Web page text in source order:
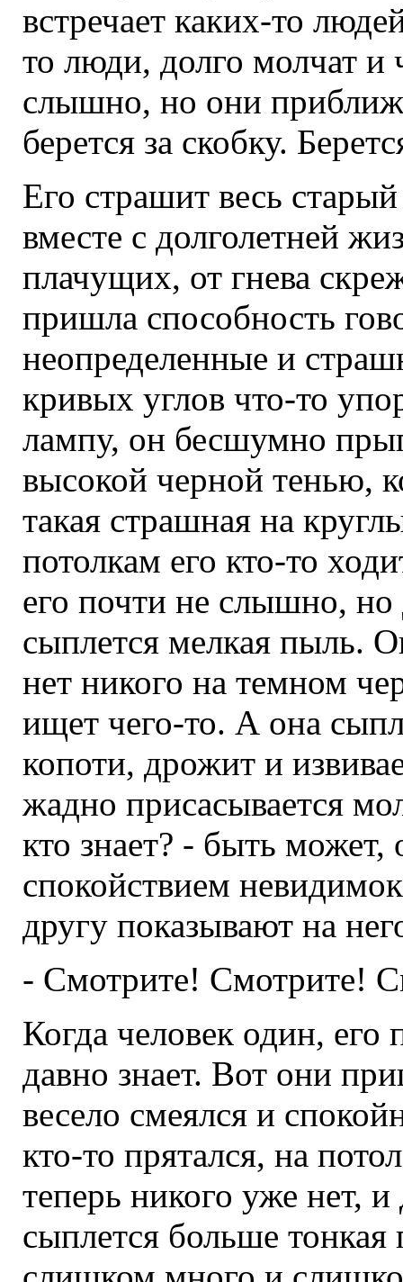
встречает каких-то
то люди, долго молчат и
слышно, но они
берется за скобку.
Его страшит весь
вместе с долголетней
плачущих, от гнева
пришла способность
неопределенные и
кривых углов что-то
лампу, он бесшумно
высокой черной тенью,
такая страшная на
потолкам его кто-то
его почти не слышно, но
сыплется мелкая пыль.
нет никого на темном
ищет чего-то. А она
копоти, дрожит и
жадно присасывается
кто знает? - быть может,
спокойствием
другу показывают на
- Смотрите! Смотрите!
Когда человек один,
давно знает. Вот они
весело смеялся и
кто-то прятался, на
теперь никого уже нет,
сыплется больше